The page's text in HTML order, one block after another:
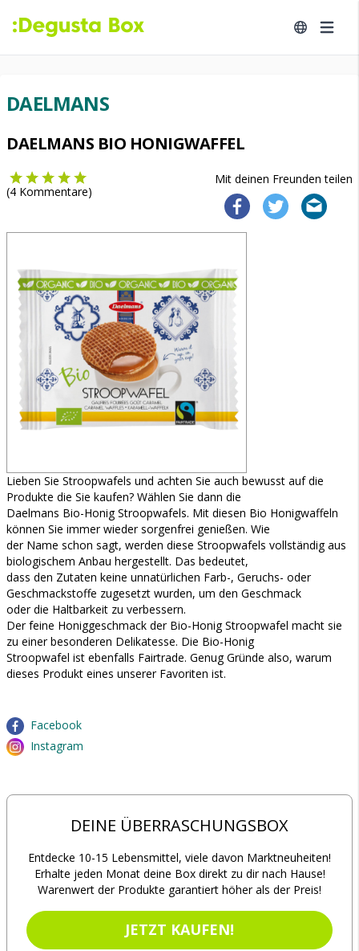
DAELMANS
DAELMANS BIO HONIGWAFFEL
Mit deinen Freunden teilen
(4 Kommentare)
Lieben Sie Stroopwafels und achten Sie auch bewusst auf die
Produkte die Sie kaufen? Wählen Sie dann die
Daelmans Bio-Honig Stroopwafels. Mit diesen Bio Honigwaffeln
können Sie immer wieder sorgenfrei genießen. Wie
der Name schon sagt, werden diese Stroopwafels vollständig aus
biologischem Anbau hergestellt. Das bedeutet,
dass den Zutaten keine unnatürlichen Farb-, Geruchs- oder
Geschmackstoffe zugesetzt wurden, um den Geschmack
oder die Haltbarkeit zu verbessern.
Der feine Honiggeschmack der Bio-Honig Stroopwafel macht sie
zu einer besonderen Delikatesse. Die Bio-Honig
Stroopwafel ist ebenfalls Fairtrade. Genug Gründe also, warum
dieses Produkt eines unserer Favoriten ist.
Facebook
Instagram
DEINE ÜBERRASCHUNGSBOX
Entdecke 10-15 Lebensmittel, viele davon Marktneuheiten!
Erhalte jeden Monat deine Box direkt zu dir nach Hause!
Warenwert der Produkte garantiert höher als der Preis!
JETZT KAUFEN!